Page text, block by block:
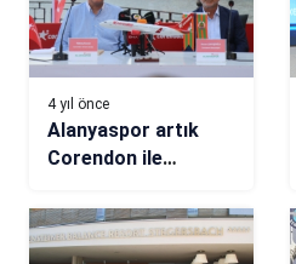
4 yıl önce
Alanyaspor artık
Corendon ile